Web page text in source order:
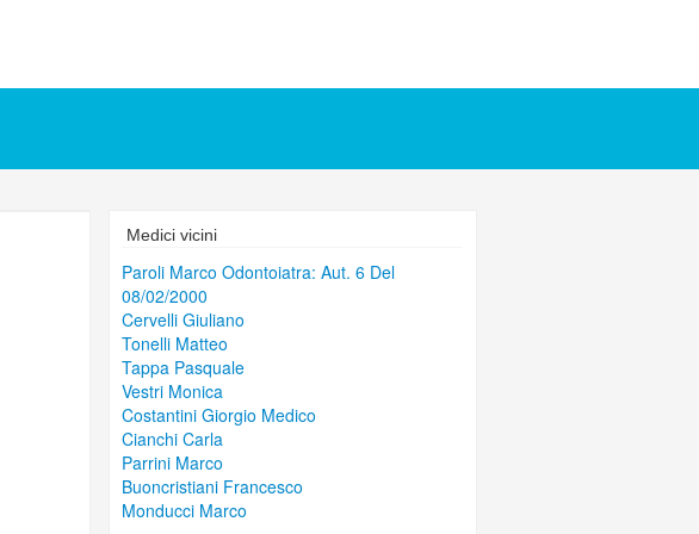
Medici vicini
Paroli Marco Odontoiatra: Aut. 6 Del
08/02/2000
Cervelli Giuliano
Tonelli Matteo
Tappa Pasquale
Vestri Monica
Costantini Giorgio Medico
Cianchi Carla
Parrini Marco
Buoncristiani Francesco
Monducci Marco